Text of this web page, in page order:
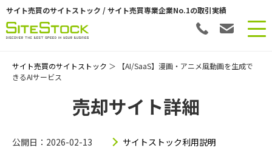
サイト売買のサイトストック / サイト売買専業企業No.1の取引実績
サイト売買のサイトストック ＞ 【AI/SaaS】漫画・アニメ風動画を生成で
きるAIサービス
売却サイト詳細
公開日：2026-02-13 サイトストック利用説明